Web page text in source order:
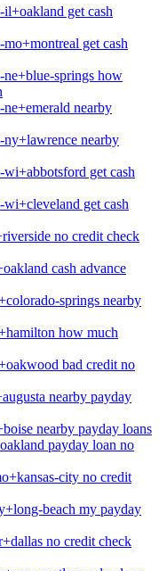
get cash
get cash
ne+blue-springs how
nearby
ny+lawrence nearby
get cash
get cash
no credit check
cash advance
springs nearby
how much
bad credit no
nearby payday
nearby payday loans
payday loan no
city no credit
beach my payday
no credit check